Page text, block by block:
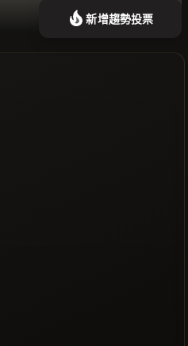
新增趨勢投票